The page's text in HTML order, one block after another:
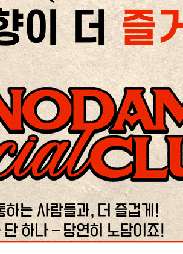
이 더즐
하는 사람들과, 더 즐겁게!
단 하나 – 당연히 노담이죠!